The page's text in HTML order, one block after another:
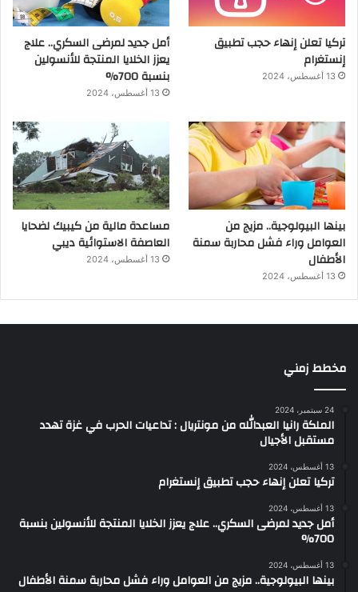
تركيا تعلن إنهاء حجب تطبيق
إنستغرام
13 أغسطس، 2024
أمل جديد لمرضى السكري.. علاج
يعزز الخلايا المنتجة للأنسولين
بنسبة 700%
13 أغسطس، 2024
بينها البيولوجية.. مزيج من
العوامل وراء فشل محاربة سمنة
الأطفال
13 أغسطس، 2024
مساعدة مالية من كيبيك لضحايا
العاصفة الاستوائية ديبي
13 أغسطس، 2024
مخطط زمني
24 سبتمبر، 2024
الملكة رانيا العبدالله من مونتريال : تداعيات الحرب في غزة تهدد
مستقبل الأجيال
13 أغسطس، 2024
تركيا تعلن إنهاء حجب تطبيق إنستغرام
13 أغسطس، 2024
أمل جديد لمرضى السكري.. علاج يعزز الخلايا المنتجة للأنسولين بنسبة
700%
13 أغسطس، 2024
بينها البيولوجية.. مزيج من العوامل وراء فشل محاربة سمنة الأطفال